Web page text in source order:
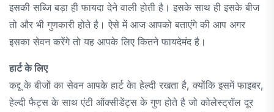
इसकी सब्जि बड़ा ही फायदा देने वाली होती है। इसके साथ ही इसके बीज
तो और भी गुणकारी होते है। ऐसे में आज आपको बताएंगे की आप अगर
इसका सेवन करेंगे तो यह आपके लिए कितने फायदेमंद है।
हार्ट के लिए
कद्दू के बीजों का सेवन आपके हार्ट केा हेल्दी रखता है, क्योंकि इसमें फाइबर,
हेल्दी फैट्स के साथ एंटी ऑक्सीडेंट्स के गुण होते है जो कोलेस्ट्रॉल दूर